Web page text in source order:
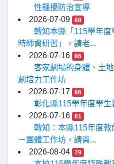
性騷擾防治宣導
2026-07-09
88
轉知本縣「115學年
時師資研習」，請老...
2026-07-16
86
客家劇場的身體、土
劇培力工作坊
2026-07-17
86
彰化縣115學年度學
2026-07-16
81
轉知：本縣115年度
－團體工作坊，請貴...
2026-08-04
79